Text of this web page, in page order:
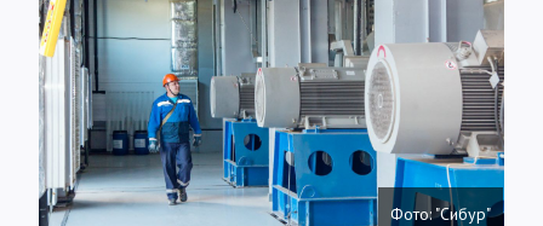
Обзоры
Интервью
Карты
Фото: "Сибур"